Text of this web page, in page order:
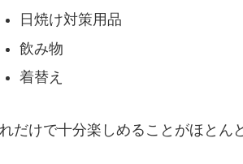
日焼け対策用品
飲み物
着替え
だけで十分楽しめることがほとん